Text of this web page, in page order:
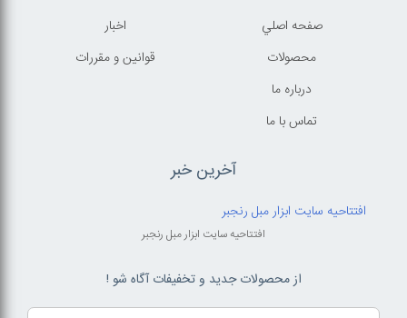
صفحه اصلي
محصولات
درباره ما
تماس با ما
اخبار
قوانين و مقررات
آخرین خبر
افتتاحیه سایت ابزار مبل رنجبر
افتتاحیه سایت ابزار مبل رنجبر
از محصولات جدید و تخفیفات آگاه شو !